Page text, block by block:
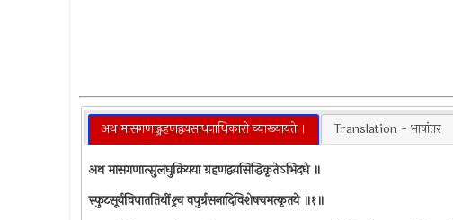
अथ मासगणाद्ग्रहणद्वयसाधनाधिकारो व्याख्यायते । Translation - भाषांतर
अथ मासगणात्सुलघुक्रियया ग्रहणद्वयसिद्धिकृतेऽभिदधे ॥
स्फुटसूर्यविपाततिथींश्र्च वपुर्ग्रसनादिविशेषचमत्कृतये ॥१॥